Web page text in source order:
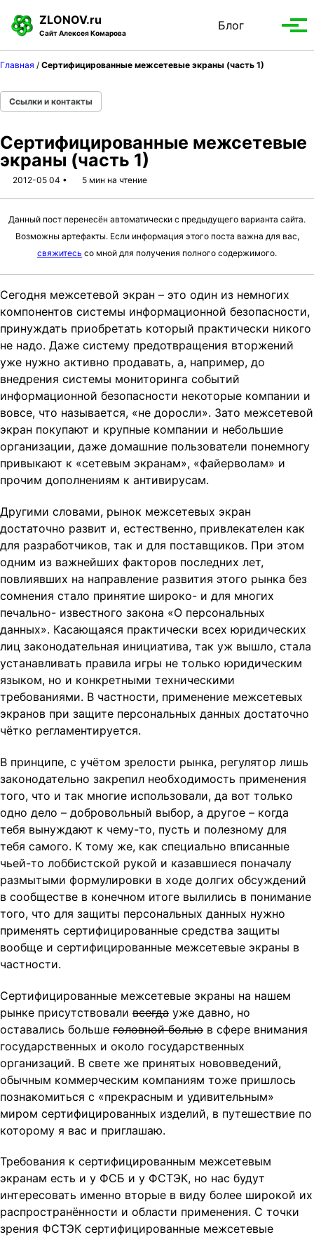
p
o
p
i
m
i
g
a
t
i
o
n
p
o
c
n
t
p
o
f
o
t
ZLONOV.ru
Сайт Алексея Комарова
Блог
Toggle
Главная / Сертифицированные межсетевые экраны (часть 1)
Ссылки и контакты
Сертифицированные межсетевые
экраны (часть 1)
2012-05 04 5 мин на чтение
Данный пост перенесён автоматически с предыдущего варианта сайта.
Возможны артефакты. Если информация этого поста важна для вас,
свяжитесь со мной для получения полного содержимого.
Сегодня межсетевой экран – это один из немногих
компонентов системы информационной безопасности,
принуждать приобретать который практически никого
не надо. Даже систему предотвращения вторжений
уже нужно активно продавать, а, например, до
внедрения системы мониторинга событий
информационной безопасности некоторые компании и
вовсе, что называется, «не доросли». Зато межсетевой
экран покупают и крупные компании и небольшие
организации, даже домашние пользователи понемногу
привыкают к «сетевым экранам», «файерволам» и
прочим дополнениям к антивирусам.
Другими словами, рынок межсетевых экран
достаточно развит и, естественно, привлекателен как
для разработчиков, так и для поставщиков. При этом
одним из важнейших факторов последних лет,
повлиявших на направление развития этого рынка без
сомнения стало принятие широко- и для многих
печально- известного закона «О персональных
данных». Касающаяся практически всех юридических
лиц законодательная инициатива, так уж вышло, стала
устанавливать правила игры не только юридическим
языком, но и конкретными техническими
требованиями. В частности, применение межсетевых
экранов при защите персональных данных достаточно
чётко регламентируется.
В принципе, с учётом зрелости рынка, регулятор лишь
законодательно закрепил необходимость применения
того, что и так многие использовали, да вот только
одно дело – добровольный выбор, а другое – когда
тебя вынуждают к чему-то, пусть и полезному для
тебя самого. К тому же, как специально вписанные
чьей-то лоббистской рукой и казавшиеся поначалу
размытыми формулировки в ходе долгих обсуждений
в сообществе в конечном итоге вылились в понимание
того, что для защиты персональных данных нужно
применять сертифицированные средства защиты
вообще и сертифицированные межсетевые экраны в
частности.
Сертифицированные межсетевые экраны на нашем
рынке присутствовали всегда уже давно, но
оставались больше головной болью в сфере внимания
государственных и около государственных
организаций. В свете же принятых нововведений,
обычным коммерческим компаниям тоже пришлось
познакомиться с «прекрасным и удивительным»
миром сертифицированных изделий, в путешествие по
которому я вас и приглашаю.
Требования к сертифицированным межсетевым
экранам есть и у ФСБ и у ФСТЭК, но нас будут
интересовать именно вторые в виду более широкой их
распространённости и области применения. С точки
зрения ФСТЭК сертифицированные межсетевые